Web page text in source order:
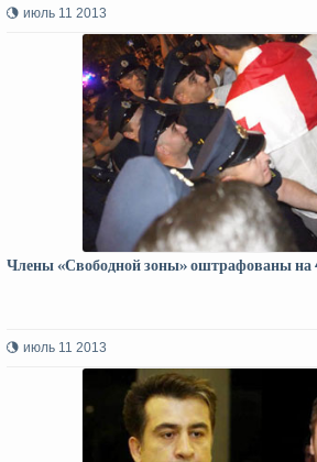
июль 11 2013
Члены «Свободной зоны» оштрафованы на
июль 11 2013